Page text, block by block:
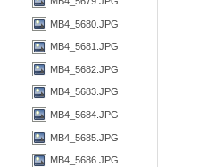
MB4_5680.JPG
MB4_5681.JPG
MB4_5682.JPG
MB4_5683.JPG
MB4_5684.JPG
MB4_5685.JPG
MB4_5686.JPG